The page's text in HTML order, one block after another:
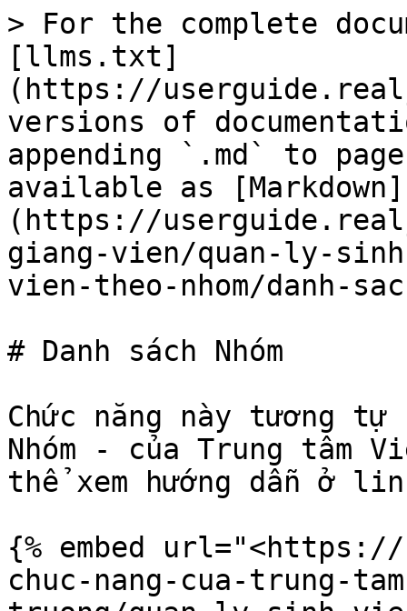
> For the complete
[llms.txt]
(https://
versions of
appending `.md` to
available as [Markdown]
(https://
giang-vien/quan-ly-
vien-theo-nhom/danh-
# Danh sách Nhóm
Chức năng này tương tự
Nhóm - của Trung tâm
thể xem hướng dẫn ở
{% embed
chuc-nang-cua-trung-